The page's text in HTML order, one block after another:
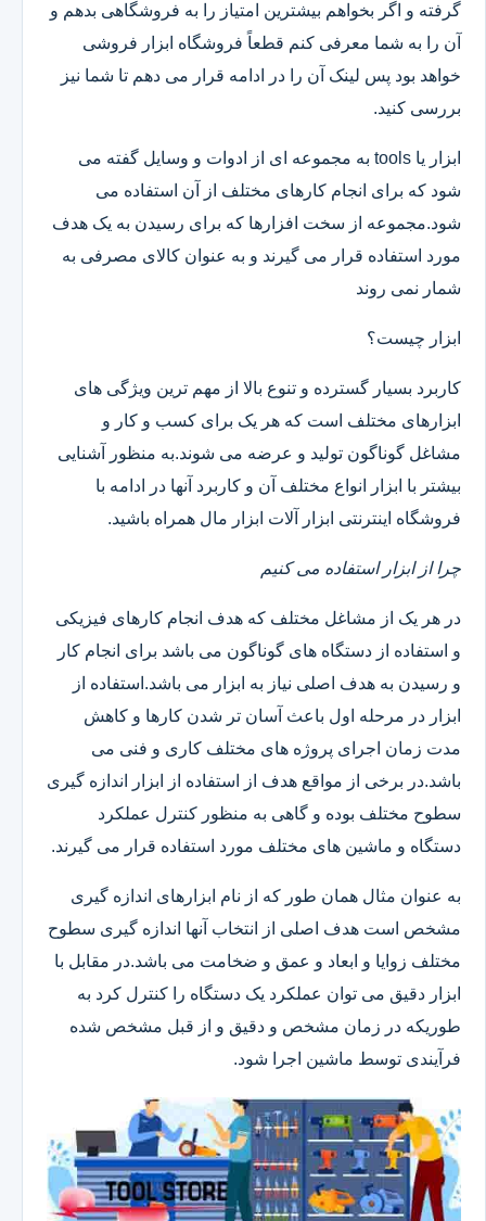
گرفته و اگر بخواهم بیشترین امتیاز را به فروشگاهی بدهم و
آن را به شما معرفی کنم قطعاً فروشگاه ابزار فروشی
خواهد بود پس لینک آن را در ادامه قرار می دهم تا شما نیز
بررسی کنید.
ابزار یا tools به مجموعه ای از ادوات و وسایل گفته می
شود که برای انجام کارهای مختلف از آن استفاده می
شود.مجموعه از سخت افزارها که برای رسیدن به یک هدف
مورد استفاده قرار می گیرند و به عنوان کالای مصرفی به
شمار نمی روند
ابزار چیست؟
کاربرد بسیار گسترده و تنوع بالا از مهم ترین ویژگی های
ابزارهای مختلف است که هر یک برای کسب و کار و
مشاغل گوناگون تولید و عرضه می شوند.به منظور آشنایی
بیشتر با ابزار انواع مختلف آن و کاربرد آنها در ادامه با
فروشگاه اینترنتی ابزار آلات ابزار مال همراه باشید.
چرا از ابزار استفاده می کنیم
در هر یک از مشاغل مختلف که هدف انجام کارهای فیزیکی
و استفاده از دستگاه های گوناگون می باشد برای انجام کار
و رسیدن به هدف اصلی نیاز به ابزار می باشد.استفاده از
ابزار در مرحله اول باعث آسان تر شدن کارها و کاهش
مدت زمان اجرای پروژه های مختلف کاری و فنی می
باشد.در برخی از مواقع هدف از استفاده از ابزار اندازه گیری
سطوح مختلف بوده و گاهی به منظور کنترل عملکرد
دستگاه و ماشین های مختلف مورد استفاده قرار می گیرند.
به عنوان مثال همان طور که از نام ابزارهای اندازه گیری
مشخص است هدف اصلی از انتخاب آنها اندازه گیری سطوح
مختلف زوایا و ابعاد و عمق و ضخامت می باشد.در مقابل با
ابزار دقیق می توان عملکرد یک دستگاه را کنترل کرد به
طوریکه در زمان مشخص و دقیق و از قبل مشخص شده
فرآیندی توسط ماشین اجرا شود.